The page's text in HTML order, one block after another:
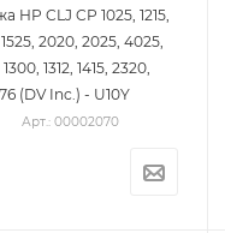
HP CLJ CP 1025, 1215,
1525, 2020, 2025, 4025,
1312, 1415, 2320,
(DV Inc.) - U10Y
Арт.: 00002070